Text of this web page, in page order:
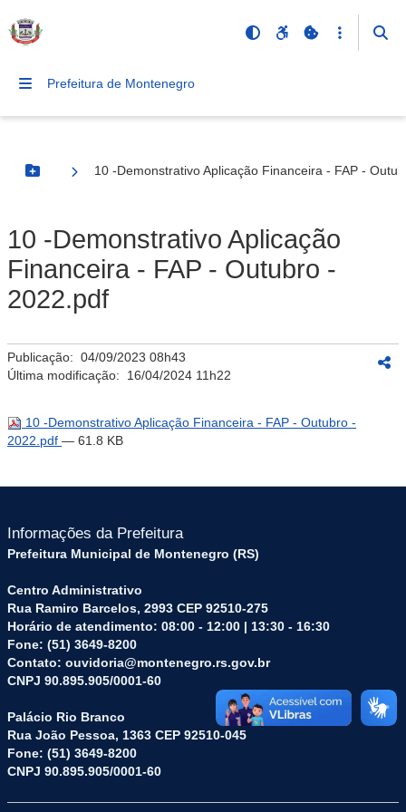
Prefeitura de Montenegro
Botão Menu
10 -Demonstrativo Aplicação Financeira - FAP -
10 -Demonstrativo Aplicação
Financeira - FAP - Outubro -
2022.pdf
Publicação: 04/09/2023 08h43
Última modificação: 16/04/2024 11h22
10 -Demonstrativo Aplicação Financeira - FAP - Outubro -
2022.pdf — 61.8 KB
Informações da Prefeitura
Prefeitura Municipal de Montenegro (RS)
Centro Administrativo
Rua Ramiro Barcelos, 2993 CEP 92510-275
Horário de atendimento: 08:00 - 12:00 | 13:30 - 16:30
Fone: (51) 3649-8200
Contato: ouvidoria@montenegro.rs.gov.br
CNPJ 90.895.905/0001-60
Palácio Rio Branco
Rua João Pessoa, 1363 CEP 92510-045
Fone: (51) 3649-8200
CNPJ 90.895.905/0001-60